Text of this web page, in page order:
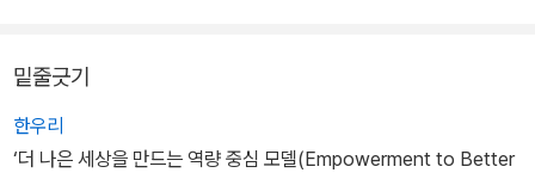
밑줄긋기
한우리
‘더 나은 세상을 만드는 역량 중심 모델(Empowerment to Better